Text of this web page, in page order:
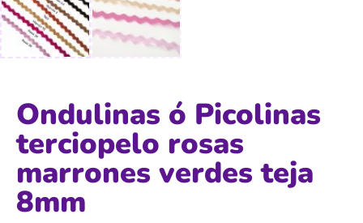
Ondulinas ó Picolinas
terciopelo rosas
marrones verdes teja
8mm